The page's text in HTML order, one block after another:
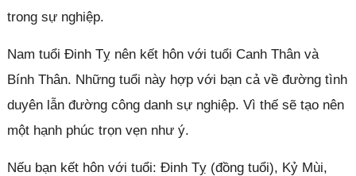
trong sự nghiệp.
Nam tuổi Đinh Tỵ nên kết hôn với tuổi Canh Thân và
Bính Thân. Những tuổi này hợp với bạn cả về đường tình
duyên lẫn đường công danh sự nghiệp. Vì thế sẽ tạo nên
một hạnh phúc trọn vẹn như ý.
Nếu bạn kết hôn với tuổi: Đinh Tỵ (đồng tuổi), Kỷ Mùi,